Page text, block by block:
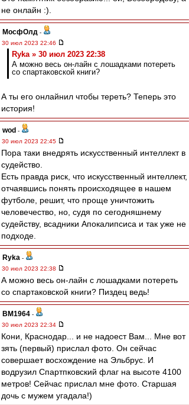
не онлайн :).
МосфОлд -
30 июл 2023 22:46
Ryka » 30 июл 2023 22:38
А можно весь он-лайн с лошадками потереть
со спартаковской книги?
А ты его онлайнил чтобы тереть? Теперь это
история!
wod -
30 июл 2023 22:45
Пора таки внедрять искусственный интеллект в
судейство.
Есть правда риск, что искусственный интеллект,
отчаявшись понять происходящее в нашем
футболе, решит, что проще уничтожить
человечество, но, судя по сегодняшнему
судейству, всадники Апокалипсиса и так уже не
подходе.
Ryka -
30 июл 2023 22:38
А можно весь он-лайн с лошадками потереть
со спартаковской книги? Пиздец ведь!
BM1964 -
30 июл 2023 22:34
Кони, Краснодар... и не надоест Вам... Мне вот
зять (первый) прислал фото. Он сейчас
совершает восхождение на Эльбрус. И
водрузил Спартпковский флаг на высоте 4100
метров! Сейчас прислал мне фото. Старшая
дочь с мужем угадала!)